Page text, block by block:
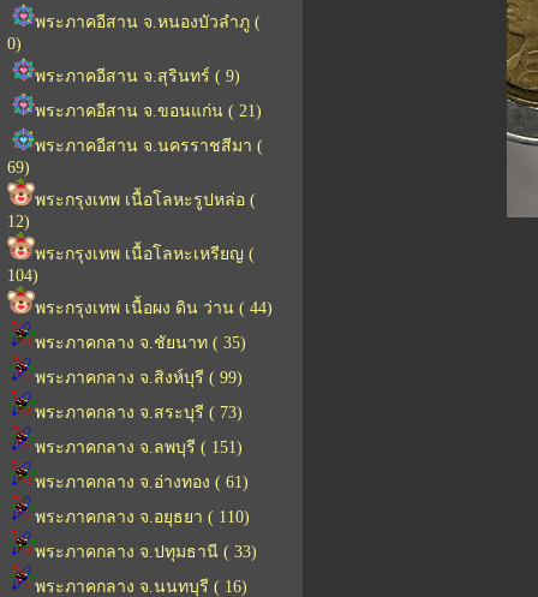
พระภาคอีสาน จ.หนองบัวลำภู (
0)
พระภาคอีสาน จ.สุรินทร์ ( 9)
พระภาคอีสาน จ.ขอนแก่น ( 21)
พระภาคอีสาน จ.นครราชสีมา (
69)
พระกรุงเทพ เนื้อโลหะรูปหล่อ (
12)
พระกรุงเทพ เนื้อโลหะเหรียญ (
104)
พระกรุงเทพ เนื้อผง ดิน ว่าน ( 44)
พระภาคกลาง จ.ชัยนาท ( 35)
พระภาคกลาง จ.สิงห์บุรี ( 99)
พระภาคกลาง จ.สระบุรี ( 73)
พระภาคกลาง จ.ลพบุรี ( 151)
พระภาคกลาง จ.อ่างทอง ( 61)
พระภาคกลาง จ.อยุธยา ( 110)
พระภาคกลาง จ.ปทุมธานี ( 33)
พระภาคกลาง จ.นนทบุรี ( 16)